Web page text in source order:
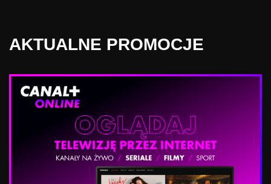
AKTUALNE PROMOCJE